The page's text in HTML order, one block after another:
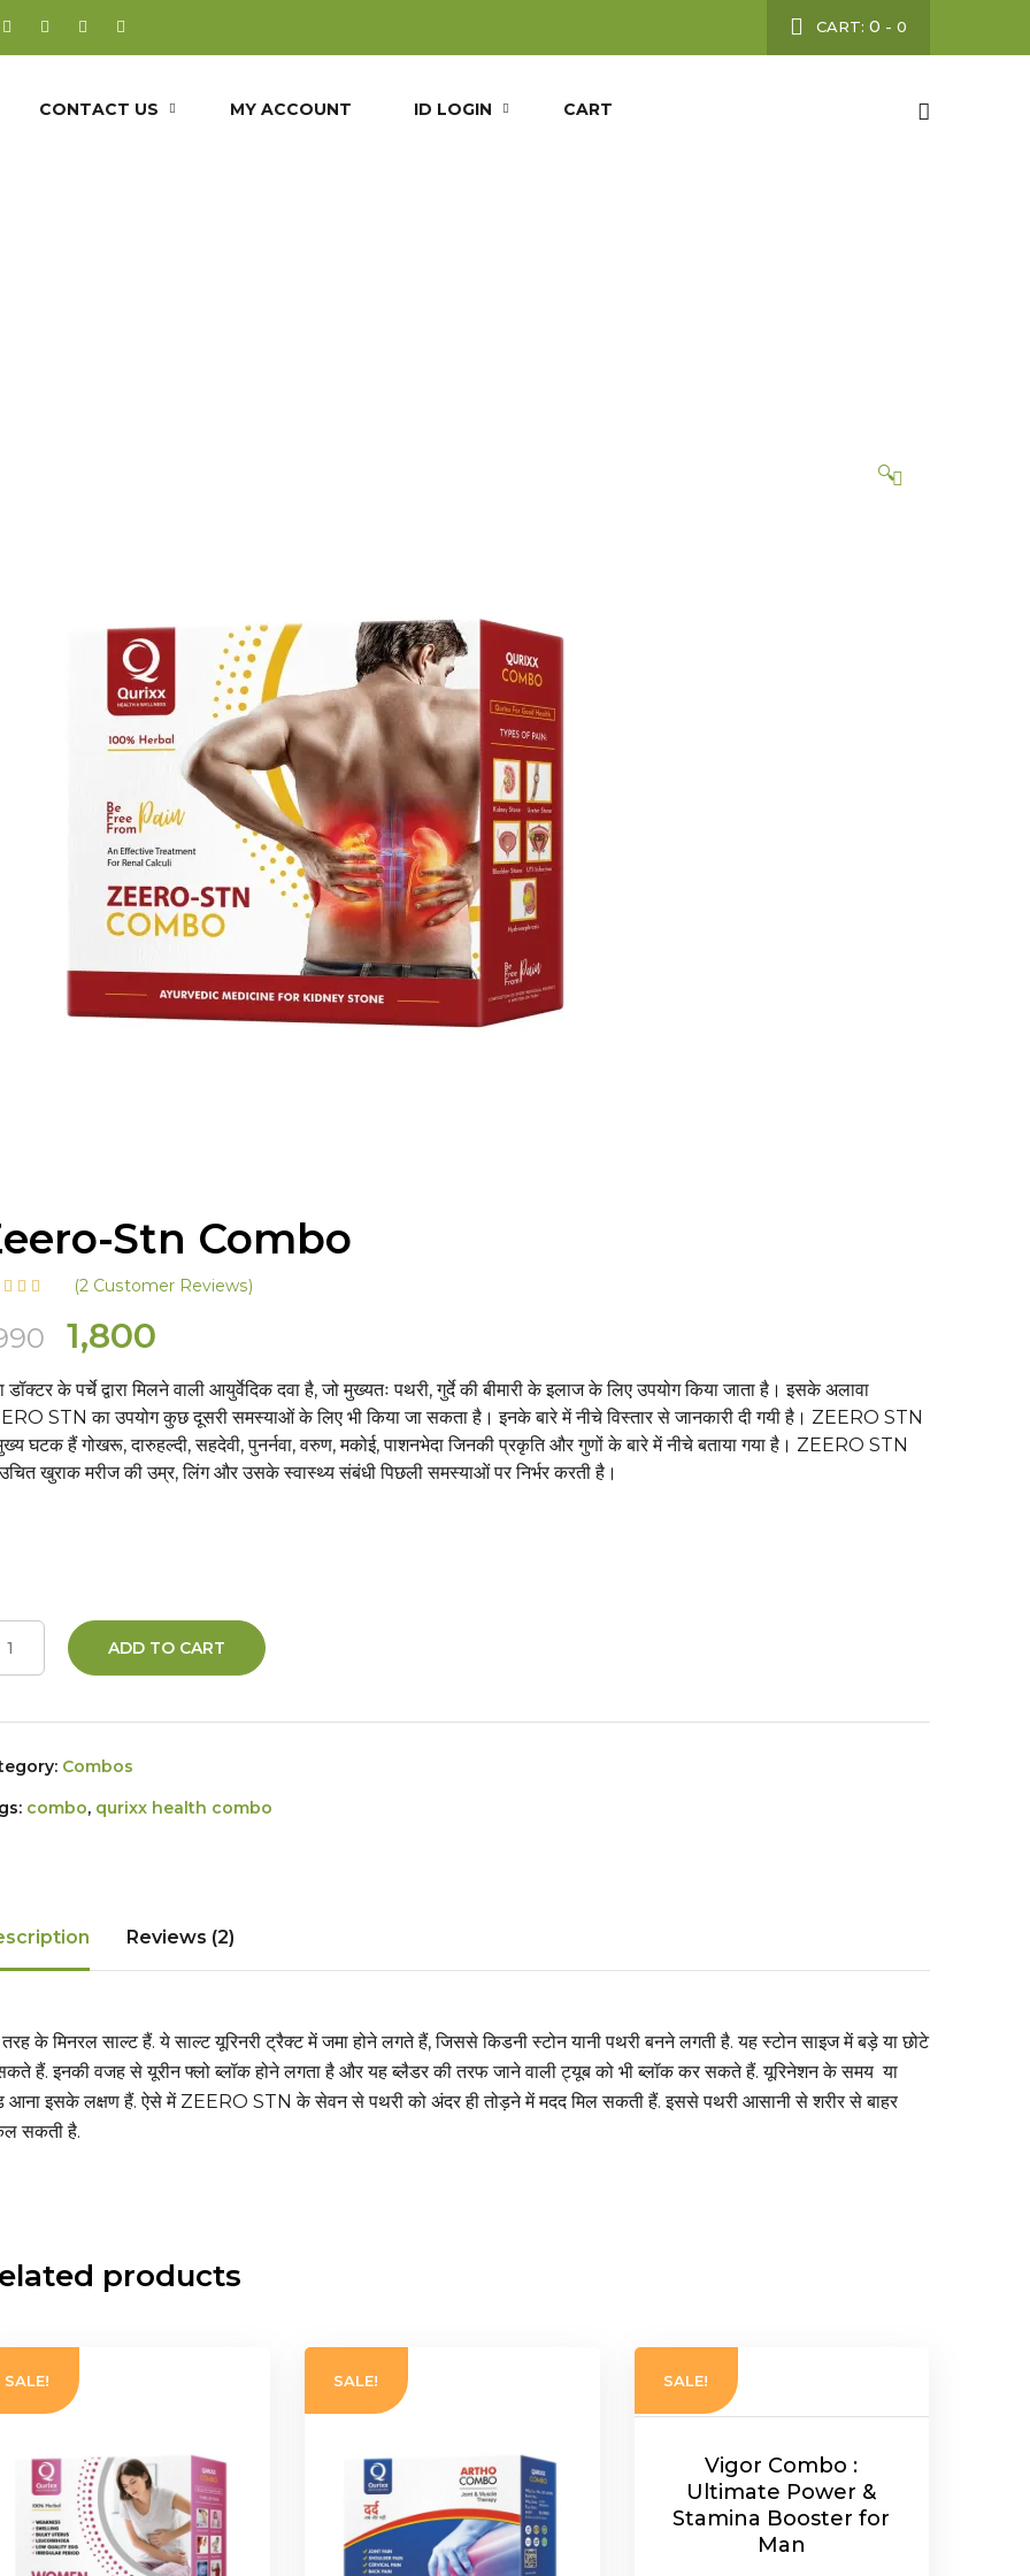
CART: 0 - 0
CONTACT US MY ACCOUNT ID LOGIN CART
🔍
Stn Combo
(2 Customer Reviews)
Original
price
was:
₹1,990.
1,800
is:
₹1,800.
डॉक्टर के पर्चे द्वारा मिलने वाली आयुर्वेदिक दवा है, जो मुख्यतः पथरी, गुर्दे की बीमारी के इलाज के लिए उपयोग किया जाता है। इसके अलावा
STN का उपयोग कुछ दूसरी समस्याओं के लिए भी किया जा सकता है। इनके बारे में नीचे विस्तार से जानकारी दी गयी है। ZEERO STN
घटक हैं गोखरू, दारुहल्दी, सहदेवी, पुनर्नवा, वरुण, मकोई, पाशनभेदा जिनकी प्रकृति और गुणों के बारे में नीचे बताया गया है। ZEERO STN
खुराक मरीज की उम्र, लिंग और उसके स्वास्थ्य संबंधी पिछली समस्याओं पर निर्भर करती है।
ADD TO CART
Combos
combo, qurixx health combo
Reviews (2)
के मिनरल साल्ट हैं. ये साल्ट यूरिनरी ट्रैक्ट में जमा होने लगते हैं, जिससे किडनी स्टोन यानी पथरी बनने लगती है. यह स्टोन साइज में बड़े या छोटे
हैं. इनकी वजह से यूरीन फ्लो ब्लॉक होने लगता है और यह ब्लैडर की तरफ जाने वाली ट्यूब को भी ब्लॉक कर सकते हैं. यूरिनेशन के समय या
आना इसके लक्षण हैं. ऐसे में ZEERO STN के सेवन से पथरी को अंदर ही तोड़ने में मदद मिल सकती हैं. इससे पथरी आसानी से शरीर से बाहर
सकती है.
products
SALE! SALE! SALE!
Vigor Combo :
Ultimate Power &
Stamina Booster for
Man